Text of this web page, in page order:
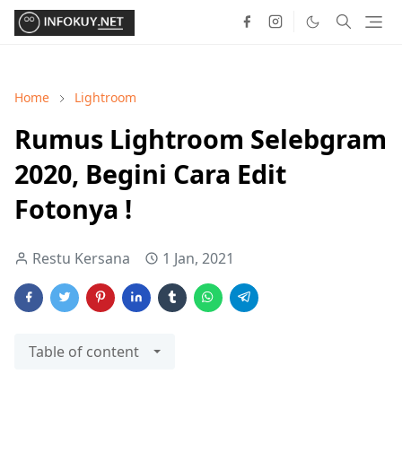
Home Lightroom
Rumus Lightroom Selebgram
2020, Begini Cara Edit
Fotonya !
Restu Kersana 1 Jan, 2021
Table of content